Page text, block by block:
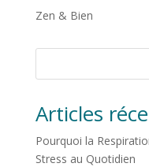
Zen & Bien
Articles
Pourquoi la
Stress au Quotidien